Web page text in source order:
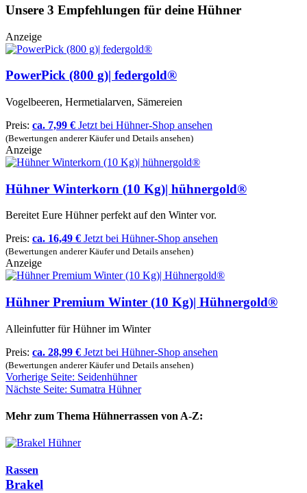
Unsere 3 Empfehlungen für deine Hühner
Anzeige
PowerPick (800 g)| federgold®
Vogelbeeren, Hermetialarven, Sämereien
Preis: ca. 7,99 € Jetzt bei Hühner-Shop ansehen
(Bewertungen anderer Käufer und Details ansehen)
Anzeige
Hühner Winterkorn (10 Kg)| hühnergold®
Bereitet Eure Hühner perfekt auf den Winter vor.
Preis: ca. 16,49 € Jetzt bei Hühner-Shop ansehen
(Bewertungen anderer Käufer und Details ansehen)
Anzeige
Hühner Premium Winter (10 Kg)| Hühnergold®
Alleinfutter für Hühner im Winter
Preis: ca. 28,99 € Jetzt bei Hühner-Shop ansehen
(Bewertungen anderer Käufer und Details ansehen)
Vorherige Seite: Seidenhühner
Nächste Seite: Sumatra Hühner
Mehr zum Thema Hühnerrassen von A-Z:
Rassen
Brakel